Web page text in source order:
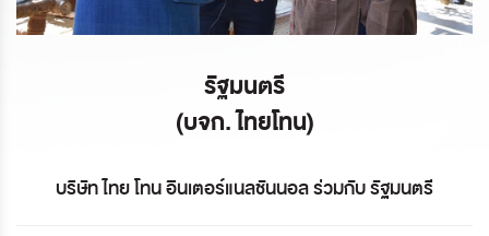
รัฐมนตรี
(บจก. ไทยโทน)
บริษัท ไทย โทน อินเตอร์แนลชันนอล ร่วมกับ รัฐมนตรี